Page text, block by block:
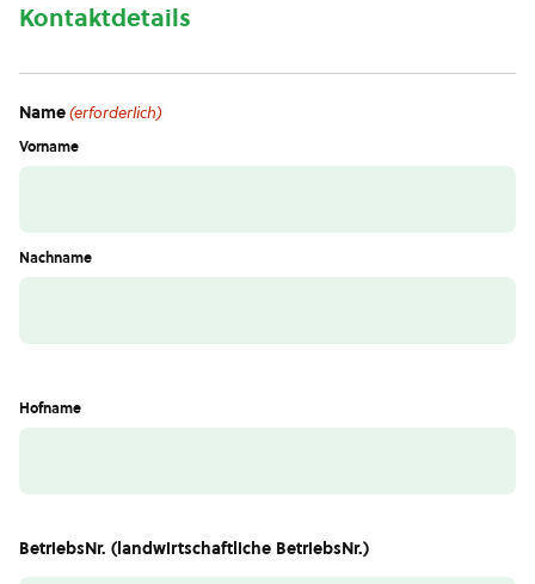
Kontaktdetails
Name(erforderlich)
Vorname
Nachname
Hofname
BetriebsNr. (landwirtschaftliche BetriebsNr.)